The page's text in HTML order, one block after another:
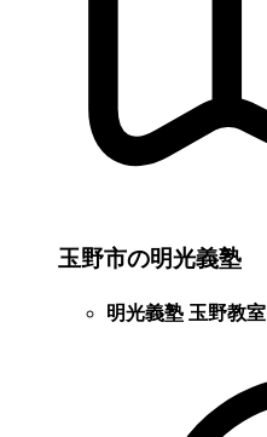
玉野市の明光義塾
明光義塾 玉野教室